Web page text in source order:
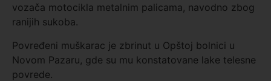
vozača motocikla metalnim palicama, navodno zbog
ranijih sukoba.
Povređeni muškarac je zbrinut u Opštoj bolnici u
Novom Pazaru, gde su mu konstatovane lake telesne
povrede.